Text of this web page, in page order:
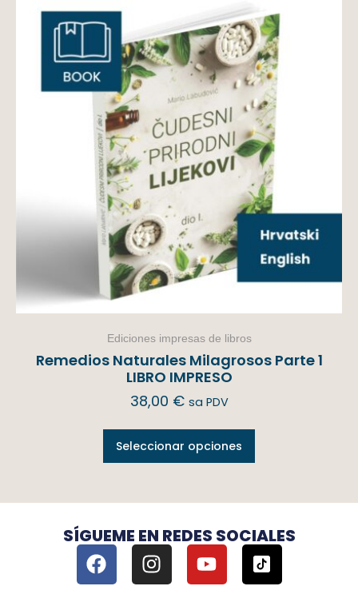
Ediciones impresas de libros
Remedios Naturales Milagrosos Parte 1
LIBRO IMPRESO
38,00 € sa PDV
Seleccionar opciones
SÍGUEME EN REDES SOCIALES